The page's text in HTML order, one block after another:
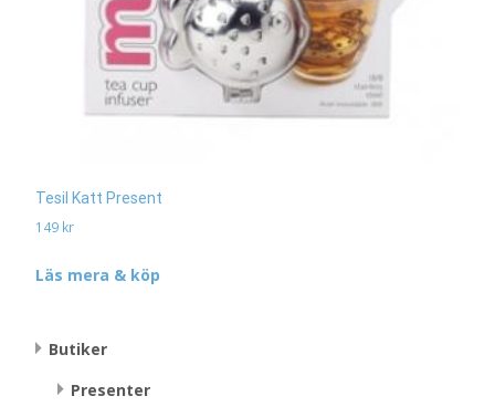
Tesil Katt Present
149 kr
Läs mera & köp
Butiker
Presenter